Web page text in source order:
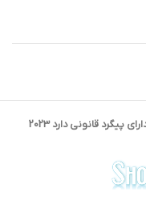
کپی برداری از سایت کمپ 88 بدون ذکر منبع دارای پیگرد قانونی دارد 2023